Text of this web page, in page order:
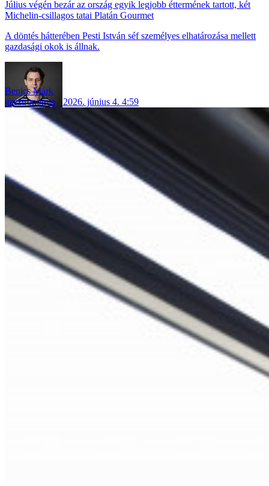
Július végén bezár az ország egyik legjobb éttermének tartott, két
Michelin-csillagos tatai Platán Gourmet
A döntés hátterében Pesti István séf személyes elhatározása mellett
gazdasági okok is állnak.
Benics Márk
gasztronómia
2026. június 4. 4:59